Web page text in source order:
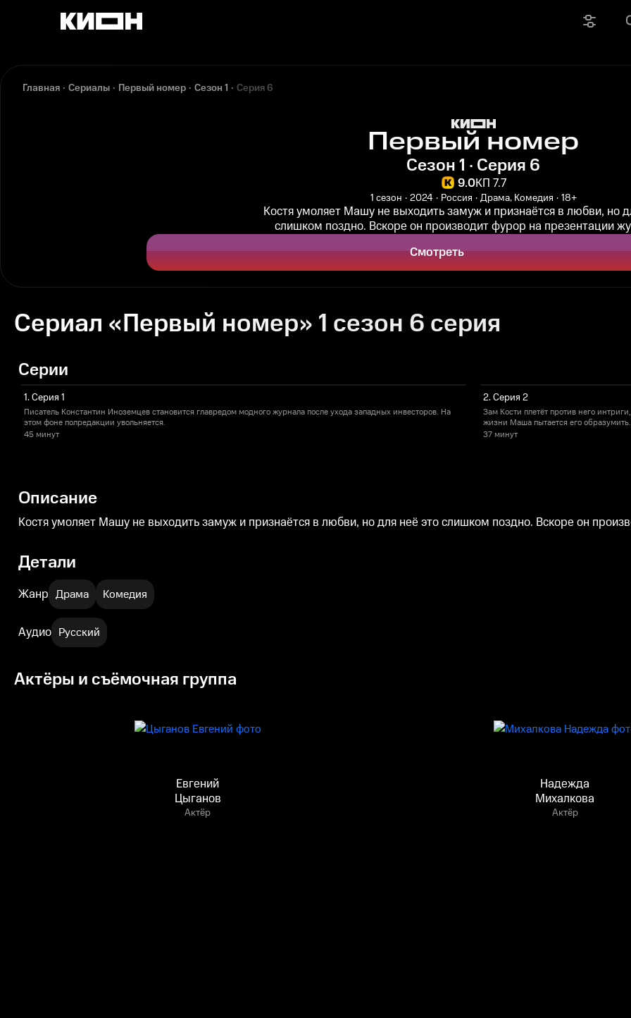
Главная Сериалы Первый номер Сезон 1 Серия 6
Первый номер
Сезон 1 · Серия 6
9.0КП 7.7
1 сезон 2024 Россия Драма, Комедия 18+
Костя умоляет Машу не выходить замуж и признаётся в любви, но
слишком поздно. Вскоре он производит фурор на презентации
Смотреть
Сериал «Первый номер» 1 сезон 6 серия
Серии
1. Серия 1
Писатель Константин Иноземцев становится главредом модного журнала после ухода западных инвесторов. На
этом фоне полредакции увольняется.
45 минут
2. Серия 2
Зам Кости плетёт против него
жизни Маша пытается его образумить.
37 минут
Описание
Костя умоляет Машу не выходить замуж и признаётся в любви, но для неё это слишком поздно. Вскоре он
Детали
Жанр Драма Комедия
Аудио Русский
Актёры и съёмочная группа
Евгений
Цыганов
Актёр
Надежда
Михалкова
Актёр